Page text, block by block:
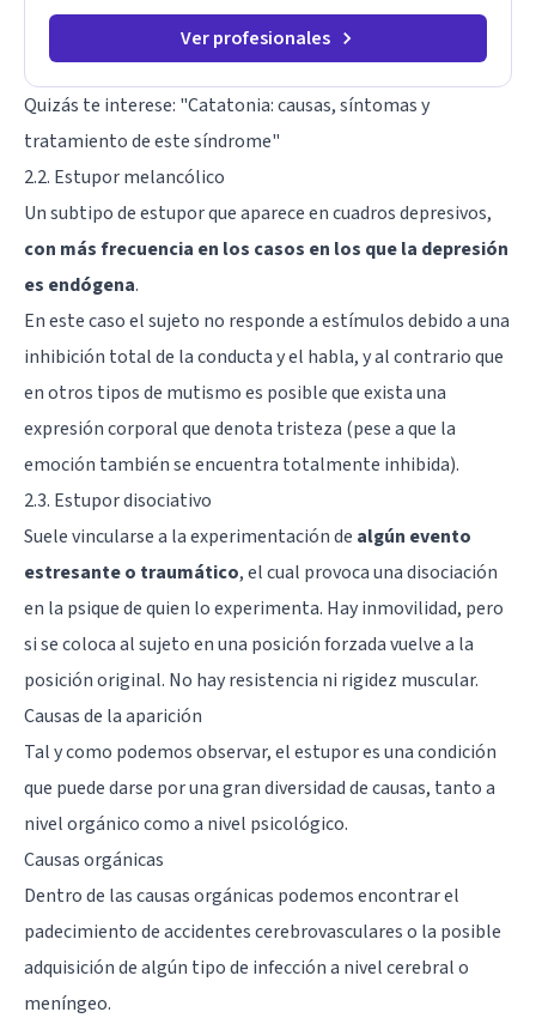
Ver profesionales
Quizás te interese: "Catatonia: causas, síntomas y
tratamiento de este síndrome"
2.2. Estupor melancólico
Un subtipo de estupor que aparece en cuadros depresivos,
con más frecuencia en los casos en los que la depresión
es endógena.
En este caso el sujeto no responde a estímulos debido a una
inhibición total de la conducta y el habla, y al contrario que
en otros tipos de mutismo es posible que exista una
expresión corporal que denota tristeza (pese a que la
emoción también se encuentra totalmente inhibida).
2.3. Estupor disociativo
Suele vincularse a la experimentación de algún evento
estresante o traumático, el cual provoca una disociación
en la psique de quien lo experimenta. Hay inmovilidad, pero
si se coloca al sujeto en una posición forzada vuelve a la
posición original. No hay resistencia ni rigidez muscular.
Causas de la aparición
Tal y como podemos observar, el estupor es una condición
que puede darse por una gran diversidad de causas, tanto a
nivel orgánico como a nivel psicológico.
Causas orgánicas
Dentro de las causas orgánicas podemos encontrar el
padecimiento de accidentes cerebrovasculares o la posible
adquisición de algún tipo de infección a nivel cerebral o
meníngeo.